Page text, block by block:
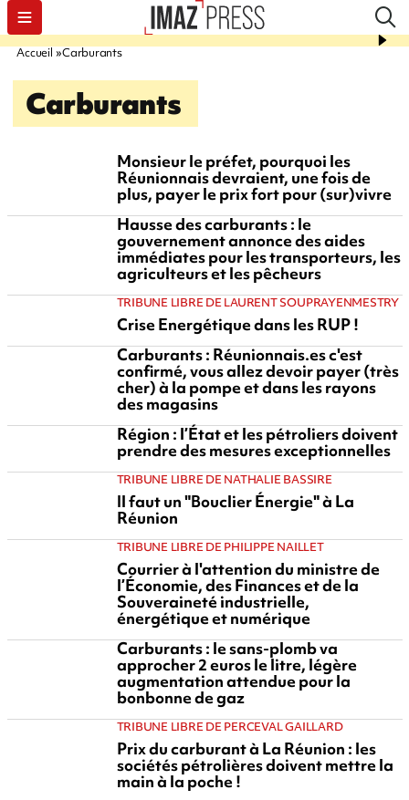
Accueil Carburants
Carburants
Monsieur le préfet, pourquoi les
Réunionnais devraient, une fois de
plus, payer le prix fort pour (sur)vivre
Hausse des carburants : le
gouvernement annonce des aides
immédiates pour les transporteurs, les
agriculteurs et les pêcheurs
TRIBUNE LIBRE DE LAURENT SOUPRAYENMESTRY
Crise Energétique dans les RUP !
Carburants : Réunionnais.es c'est
confirmé, vous allez devoir payer (très
cher) à la pompe et dans les rayons
des magasins
Région : l’État et les pétroliers doivent
prendre des mesures exceptionnelles
TRIBUNE LIBRE DE NATHALIE BASSIRE
Il faut un "Bouclier Énergie" à La
Réunion
TRIBUNE LIBRE DE PHILIPPE NAILLET
Courrier à l'attention du ministre de
l’Économie, des Finances et de la
Souveraineté industrielle,
énergétique et numérique
Carburants : le sans-plomb va
approcher 2 euros le litre, légère
augmentation attendue pour la
bonbonne de gaz
TRIBUNE LIBRE DE PERCEVAL GAILLARD
Prix du carburant à La Réunion : les
sociétés pétrolières doivent mettre la
main à la poche !